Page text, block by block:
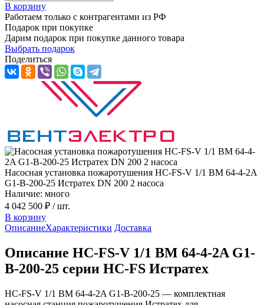
В корзину
Работаем только с контрагентами из РФ
Подарок при покупке
Дарим подарок при покупке данного товара
Выбрать подарок
Поделиться
Насосная установка пожаротушения HC-FS-V 1/1 BM 64-4-2A
G1-B-200-25 Истратех DN 200 2 насоса
Наличие: много
4 042 500 ₽ / шт.
В корзину
ОписаниеХарактеристики Доставка
Описание HC-FS-V 1/1 BM 64-4-2A G1-
B-200-25 серии HC-FS Истратех
HC-FS-V 1/1 BM 64-4-2A G1-B-200-25 — комплектная